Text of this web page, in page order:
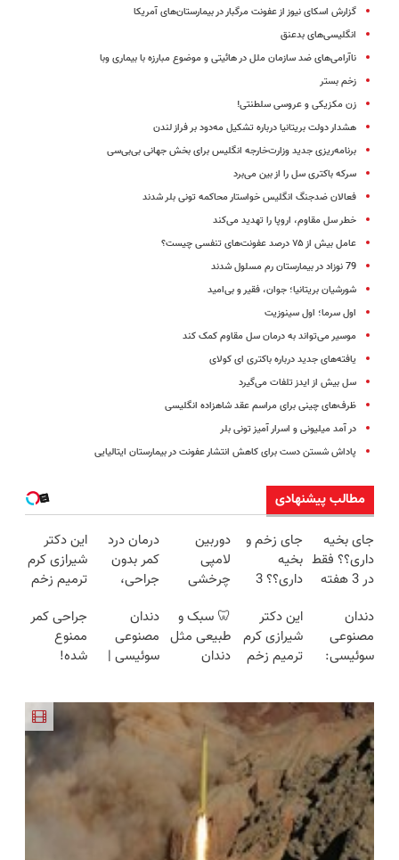
گزارش اسکای نیوز از عفونت مرگبار در بیمارستان‌های آمریکا
انگلیسی‌های بدعنق
ناآرامی‌‌های ضد سازمان ملل در هائیتی و موضوع مبارزه با بیماری وبا
زخم بستر
زن مکزیکی و عروسی سلطنتی!
هشدار دولت بریتانیا درباره تشکیل مه‌دود بر فراز لندن
برنامه‌ریزی جدید وزارت‌خارجه انگلیس برای بخش جهانی بی‌بی‌سی
سرکه باکتری سل را از بین می‌برد
فعالان ضدجنگ انگلیس خواستار محاکمه تونی بلر شدند
خطر سل مقاوم، اروپا را تهدید می‌کند
عامل بیش از ۷۵ درصد عفونت‌های تنفسی چیست؟
79 نوزاد در بیمارستان رم مسلول شدند
شورشیان بریتانیا؛ جوان، فقیر و بی‌امید
اول سرما؛ اول سینوزیت
موسیر می‌تواند به درمان سل مقاوم کمک کند
یافته‌های جدید درباره باکتری ای کولای
سل بیش از ایدز تلفات می‌گیرد
ظرف‌های چینی برای مراسم عقد شاهزاده انگلیسی
در آمد میلیونی و اسرار آمیز تونی بلر
پاداش شستن دست برای کاهش انتشار عفونت در بیمارستان ایتالیایی
مطالب پیشنهادی
جای بخیه
داری؟؟ فقط
در 3 هفته
کن!😍
جای زخم و
بخیه
داری؟؟ 3
محوش کن!
دوربین
لامپی
چرخشی
فقط امروز
حراج شد🔥
پرداخت
درمان درد
کمر بدون
جراحی،
پرسش‌نامه
رو پر کن ▶
این دکتر
شیرازی کرم
ترمیم زخم
ساخت!!!
دندان
مصنوعی
سوئیسی:
اروپا، سبک
و مقاوم |
پرداخت
قسطی
این دکتر
شیرازی کرم
ترمیم زخم
🦷 سبک و
طبیعی مثل
دندان
و پرداخت
اقساطی 💳
📍 تهران
دندان
مصنوعی
سوئیسی |
طبیعی!
ویزیت
رایگان+پرداخت
اقساطی😍
جراحی کمر
ممنوع
شده!
منزل درمان
کنی؟
((پرسش‌نامه))